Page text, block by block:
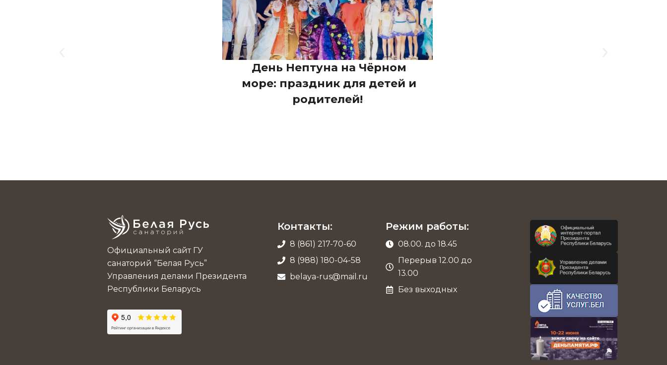
День Нептуна на Чёрном
море: праздник для детей и
родителей!
Официальный сайт ГУ
санаторий “Белая Русь”
Управления делами Президента
Республики Беларусь
Контакты:
8 (861) 217-70-60
8 (988) 180-04-58
belaya-rus@mail.ru
Режим работы:
08.00. до 18.45
Перерыв 12.00 до
13.00
Без выходных